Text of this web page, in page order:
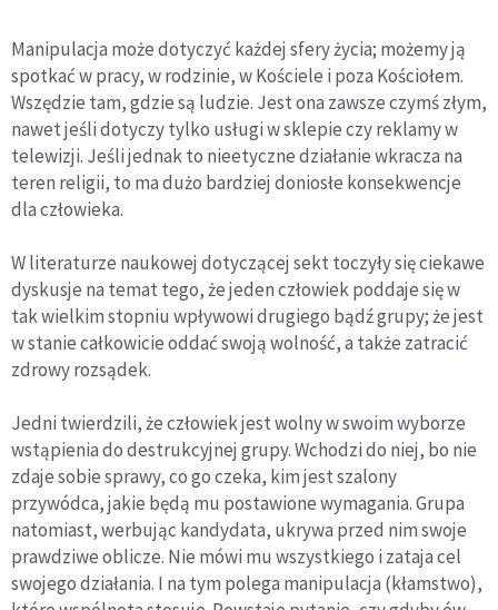
Manipulacja może dotyczyć każdej sfery życia; możemy ją
spotkać w pracy, w rodzinie, w Kościele i poza Kościołem.
Wszędzie tam, gdzie są ludzie. Jest ona zawsze czymś złym,
nawet jeśli dotyczy tylko usługi w sklepie czy reklamy w
telewizji. Jeśli jednak to nieetyczne działanie wkracza na
teren religii, to ma dużo bardziej doniosłe konsekwencje
dla człowieka.
W literaturze naukowej dotyczącej sekt toczyły się ciekawe
dyskusje na temat tego, że jeden człowiek poddaje się w
tak wielkim stopniu wpływowi drugiego bądź grupy; że jest
w stanie całkowicie oddać swoją wolność, a także zatracić
zdrowy rozsądek.
Jedni twierdzili, że człowiek jest wolny w swoim wyborze
wstąpienia do destrukcyjnej grupy. Wchodzi do niej, bo nie
zdaje sobie sprawy, co go czeka, kim jest szalony
przywódca, jakie będą mu postawione wymagania. Grupa
natomiast, werbując kandydata, ukrywa przed nim swoje
prawdziwe oblicze. Nie mówi mu wszystkiego i zataja cel
swojego działania. I na tym polega manipulacja (kłamstwo),